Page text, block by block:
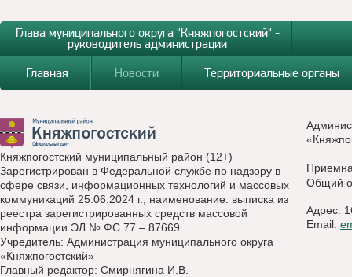
Глава муниципального округа "Княжпогостский" -
руководитель администрации
Главная
Новости Территориальные органы
Княжпогостский муниципальный район (12+)
Зарегистрирован в Федеральной службе по надзору в
сфере связи, информационных технологий и массовых
коммуникаций 25.06.2024 г., наименование: выписка из
реестра зарегистрированных средств массовой
информации ЭЛ № ФС 77 – 87669
Учредитель: Администрация муниципального округа
«Княжпогостский»
Главный редактор: Смирнягина И.В.
Общий
Адрес:
Email: